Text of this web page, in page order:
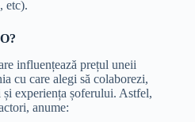
etc).
influențează prețul uneii
cu care alegi să colaborezi,
experiența șoferului. Astfel,
anume: